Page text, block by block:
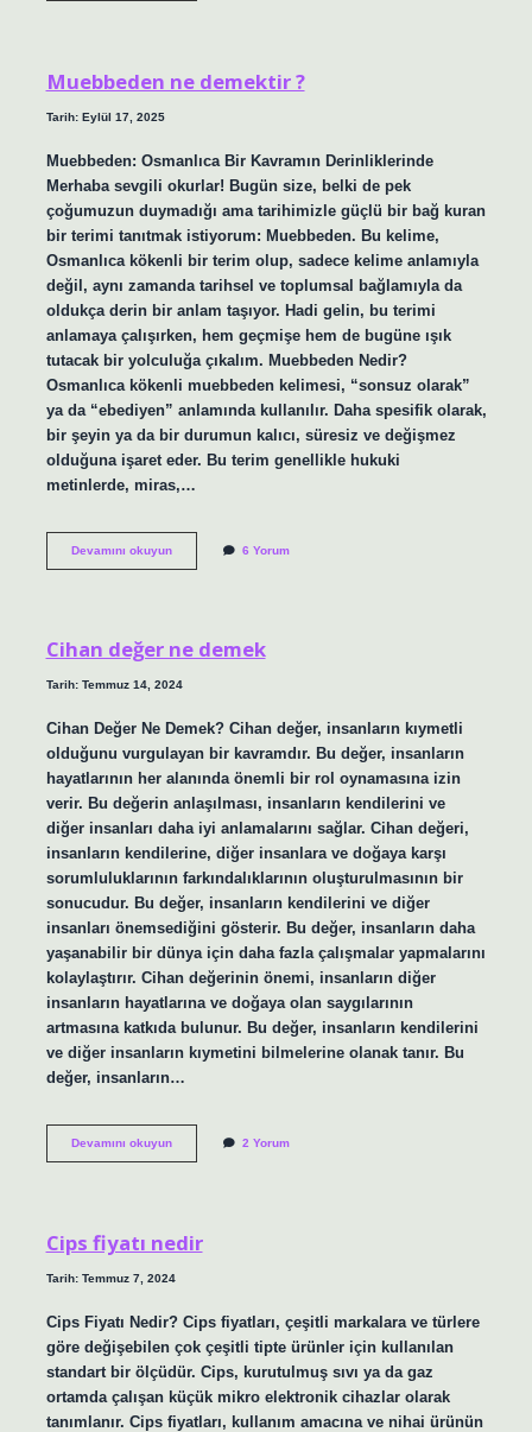
Muebbeden ne demektir ?
Tarih: Eylül 17, 2025
Muebbeden: Osmanlıca Bir Kavramın Derinliklerinde
Merhaba sevgili okurlar! Bugün size, belki de pek
çoğumuzun duymadığı ama tarihimizle güçlü bir bağ kuran
bir terimi tanıtmak istiyorum: Muebbeden. Bu kelime,
Osmanlıca kökenli bir terim olup, sadece kelime anlamıyla
değil, aynı zamanda tarihsel ve toplumsal bağlamıyla da
oldukça derin bir anlam taşıyor. Hadi gelin, bu terimi
anlamaya çalışırken, hem geçmişe hem de bugüne ışık
tutacak bir yolculuğa çıkalım. Muebbeden Nedir?
Osmanlıca kökenli muebbeden kelimesi, “sonsuz olarak”
ya da “ebediyen” anlamında kullanılır. Daha spesifik olarak,
bir şeyin ya da bir durumun kalıcı, süresiz ve değişmez
olduğuna işaret eder. Bu terim genellikle hukuki
metinlerde, miras,…
Devamını okuyunMuebbeden 6 Yorum
Cihan değer ne demek
Tarih: Temmuz 14, 2024
Cihan Değer Ne Demek? Cihan değer, insanların kıymetli
olduğunu vurgulayan bir kavramdır. Bu değer, insanların
hayatlarının her alanında önemli bir rol oynamasına izin
verir. Bu değerin anlaşılması, insanların kendilerini ve
diğer insanları daha iyi anlamalarını sağlar. Cihan değeri,
insanların kendilerine, diğer insanlara ve doğaya karşı
sorumluluklarının farkındalıklarının oluşturulmasının bir
sonucudur. Bu değer, insanların kendilerini ve diğer
insanları önemsediğini gösterir. Bu değer, insanların daha
yaşanabilir bir dünya için daha fazla çalışmalar yapmalarını
kolaylaştırır. Cihan değerinin önemi, insanların diğer
insanların hayatlarına ve doğaya olan saygılarının
artmasına katkıda bulunur. Bu değer, insanların kendilerini
ve diğer insanların kıymetini bilmelerine olanak tanır. Bu
değer, insanların…
Devamını okuyunCihan
değer
2 Yorum
Cips fiyatı nedir
Tarih: Temmuz 7, 2024
Cips Fiyatı Nedir? Cips fiyatları, çeşitli markalara ve türlere
göre değişebilen çok çeşitli tipte ürünler için kullanılan
standart bir ölçüdür. Cips, kurutulmuş sıvı ya da gaz
ortamda çalışan küçük mikro elektronik cihazlar olarak
tanımlanır. Cips fiyatları, kullanım amacına ve nihai ürünün